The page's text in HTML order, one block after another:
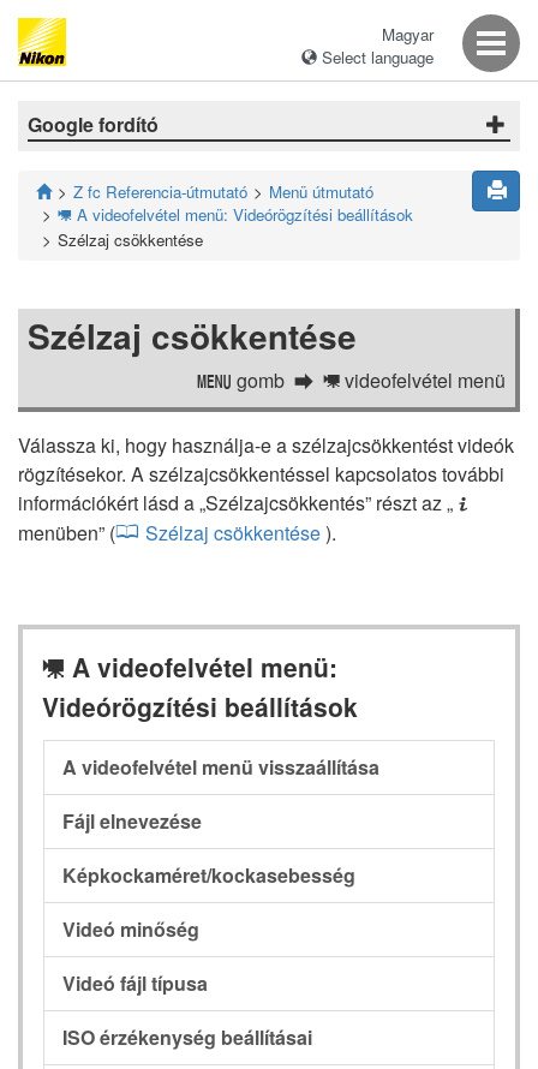
Magyar
Select language
Google fordító
Z fc Referencia-útmutató Menü útmutató
1 A videofelvétel menü: Videórögzítési beállítások
Szélzaj csökkentése
Szélzaj csökkentése
G gomb 1 videofelvétel menü
Válassza ki, hogy használja-e a szélzajcsökkentést videók
rögzítésekor. A szélzajcsökkentéssel kapcsolatos további
információkért lásd a „Szélzajcsökkentés” részt az „ i
menüben” ( Szélzaj csökkentése).
1 A videofelvétel menü:
Videórögzítési beállítások
A videofelvétel menü visszaállítása
Fájl elnevezése
Képkockaméret/kockasebesség
Videó minőség
Videó fájl típusa
ISO érzékenység beállításai